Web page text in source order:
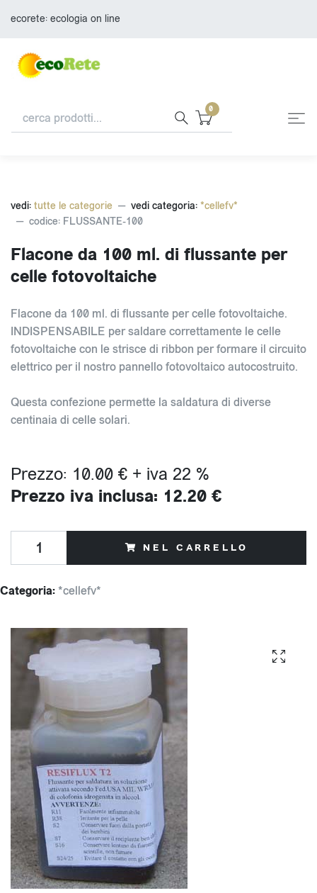
ecorete: ecologia on line
0
vedi: tutte le categorie vedi categoria: *cellefv*
codice: FLUSSANTE-100
Flacone da 100 ml. di flussante per
celle fotovoltaiche
Flacone da 100 ml. di flussante per celle fotovoltaiche.
INDISPENSABILE per saldare correttamente le celle
fotovoltaiche con le strisce di ribbon per formare il circuito
elettrico per il nostro pannello fotovoltaico autocostruito.
Questa confezione permette la saldatura di diverse
centinaia di celle solari.
Prezzo: 10.00 € + iva 22 %
Prezzo iva inclusa: 12.20 €
NEL CARRELLO
Categoria: *cellefv*